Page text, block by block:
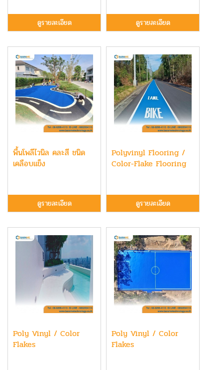
ดูรายละเอียด ดูรายละเอียด
พื้นโพลีไวนิล คละสี ชนิด
เคลือบแข็ง
ดูรายละเอียด
Polyvinyl Flooring /
Color-Flake Flooring
ดูรายละเอียด
Poly Vinyl / Color
Flakes
Poly Vinyl / Color
Flakes